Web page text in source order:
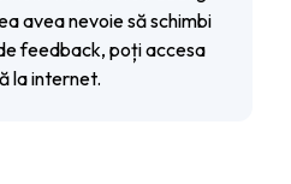
avea nevoie să schimbi
feedback, poți accesa
la internet.